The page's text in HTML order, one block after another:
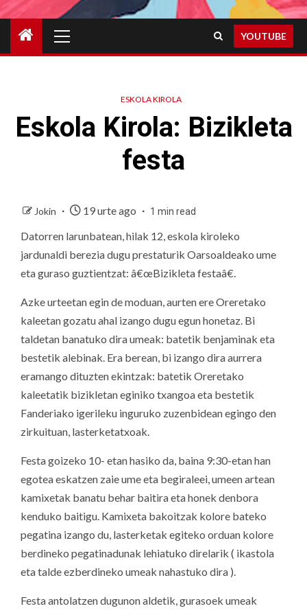
Menu
YOUTUBE
ESKOLA KIROLA
Eskola Kirola: Bizikleta
festa
Jokin 19 urte ago 1 min read
Datorren larunbatean, hilak 12, eskola kiroleko
jardunaldi berezia dugu prestaturik Oarsoaldeako ume
eta guraso guztientzat: â€œBizikleta festaâ€.
Azke urteetan egin de moduan, aurten ere Oreretako
kaleetan gozatu ahal izango dugu egun honetaz. Bi
taldetan banatuko dira umeak: batetik benjaminak eta
bestetik alebinak. Era berean, bi izango dira aurrera
eramango dituzten ekintzak: batetik Oreretako
kaleetatik bizikletan eginiko txangoa eta bestetik
Fanderiako igerileku inguruko zuzenbidean egingo den
zirkuituan, lasterketatxoak.
Festa goizeko 10- etan hasiko da, baina 9:30-etan han
egotea eskatzen zaie ume eta begiraleei, umeen artean
kamixetak banatu behar baitira eta honek denbora
kenduko baitigu. Kamixeta bakoitzak kolore bateko
pegatina izango du, lasterketak egiteko orduan kolore
berdineko pegatinadunak lehiatuko direlarik ( ikastola
eta talde ezberdineko umeak nahastuko dira ).
Festa antolatzen dugunon aldetik, gurasoek umeak